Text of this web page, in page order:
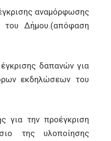
αναμόρφωσης
του Δήμου.(απόφαση
δαπανών για
εκδηλώσεων του
την προέγκριση
της υλοποίησης